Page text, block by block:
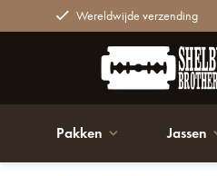
Wereldwijde verzending
Pakken Jassen